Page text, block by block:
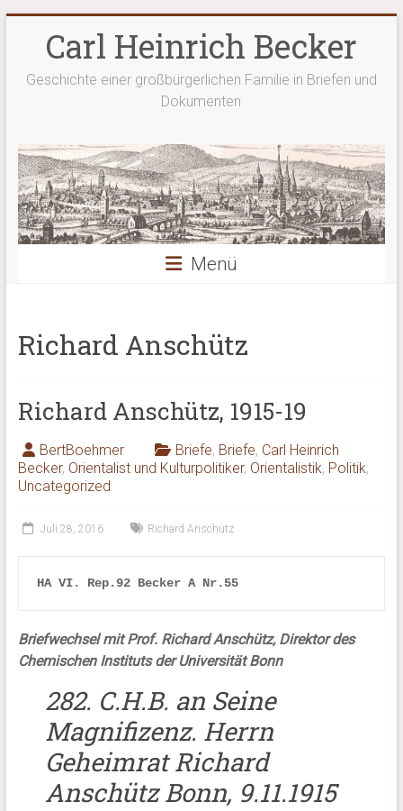
springenCarl Heinrich Becker
Geschichte einer großbürgerlichen Familie in Briefen und
Dokumenten
Menü
Richard Anschütz
Richard Anschütz, 1915-19
BertBoehmer Briefe, Briefe, Carl Heinrich
Becker, Orientalist und Kulturpolitiker, Orientalistik, Politik,
Uncategorized
Juli 28, 2016 Richard Anschütz
HA VI. Rep.92 Becker A Nr.55
Briefwechsel mit Prof. Richard Anschütz, Direktor des
Chemischen Instituts der Universität Bonn
282. C.H.B. an Seine
Magnifizenz. Herrn
Geheimrat Richard
Anschütz Bonn, 9.11.1915